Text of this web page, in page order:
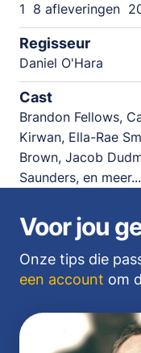
1 8 afleveringen
Regisseur
Daniel O'Hara
Cast
Brandon Fellows,
Kirwan, Ella-Rae
Brown, Jacob
Saunders, en meer...
Voor jou
Onze tips die
een account om